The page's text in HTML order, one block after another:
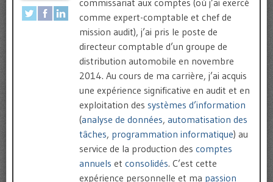
commissariat aux comptes (où j’ai exercé
comme expert-comptable et chef de
mission audit), j’ai pris le poste de
directeur comptable d’un groupe de
distribution automobile en novembre
2014. Au cours de ma carrière, j’ai acquis
une expérience significative en audit et en
exploitation des systèmes d’information
(analyse de données, automatisation des
tâches, programmation informatique) au
service de la production des comptes
annuels et consolidés. C’est cette
expérience personnelle et ma passion